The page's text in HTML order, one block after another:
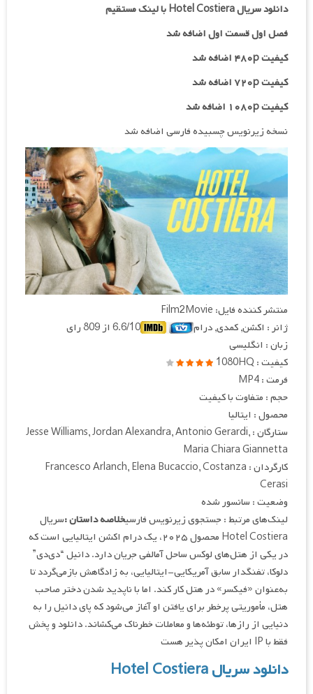
دانلود سریال Hotel Costiera با لینک مستقیم
فصل اول قسمت اول اضافه شد
کیفیت ۴۸۰p اضافه شد
کیفیت ۷۲۰p
اضافه شد
کیفیت ۱۰۸۰p اضافه شد
نسخه زیرنویس چسبیده فارسی اضافه شد
منتشر کننده فایل: Film2Movie
ژانر : اکشن, کمدی, درام
6.6/10 از 809 رای
زبان : انگلیسی
کیفیت : 1080HQ
فرمت : MP4
حجم : متفاوت با کیفیت
محصول : ایتالیا
ستارگان : Jesse Williams, Jordan Alexandra, Antonio Gerardi,
Maria Chiara Giannetta
کارگردان : Francesco Arlanch, Elena Bucaccio, Costanza
Cerasi
وضعیت : سانسور شده
لینک‌های مرتبط : جستجوی زیرنویس فارسیخلاصه داستان :سریال
Hotel Costiera محصول ۲۰۲۵، یک درام اکشن ایتالیایی است که
در یکی از هتل‌های لوکس ساحل آمالفی جریان دارد. دانیل “دی‌دی”
دلوکا، تفنگدار سابق آمریکایی-ایتالیایی، به زادگاهش بازمی‌گردد تا
به‌عنوان «فیکسر» در هتل کار کند. اما با ناپدید شدن دختر صاحب
هتل، مأموریتی پرخطر برای یافتن او آغاز می‌شود که پای دانیل را به
دنیایی از رازها، توطئه‌ها و معاملات خطرناک می‌کشاند. دانلود و پخش
فقط با IP ایران امکان پذیر هست
دانلود سریال Hotel Costiera